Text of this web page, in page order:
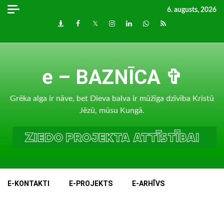
Skip
6. augusts, 2026
DraugiemFacebook
TwitterInstagram
LinkedInwhatsapp
RSS
e – BAZNĪCA ✞
Grēka alga ir nāve, bet Dieva balva ir mūžīga dzīvība Kristū
Jēzū, mūsu Kungā.
E-KONTAKTI E-PROJEKTS E-ARHĪVS